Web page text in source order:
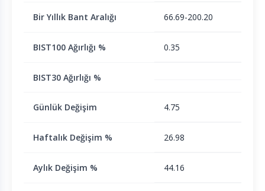
Bir Yıllık Bant Aralığı 66.69-200.20
BIST100 Ağırlığı % 0.35
BIST30 Ağırlığı %
Günlük Değişim 4.75
Haftalık Değişim % 26.98
Aylık Değişim % 44.16